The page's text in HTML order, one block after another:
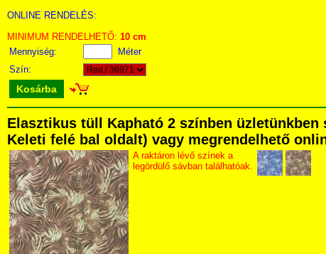
ONLINE RENDELÉS:
MINIMUM RENDELHETŐ: 10 cm
Mennyiség:
Méter
Szín:
Kosárba
Elasztikus tüll Kapható 2 színben
Keleti felé bal oldalt) vagy megrendelhető
A raktáron lévő színek a
legördülő sávban találhatóak.